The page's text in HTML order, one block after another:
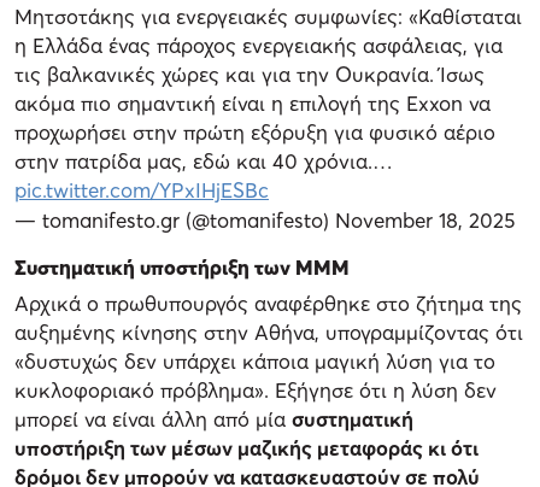
Μητσοτάκης για ενεργειακές συμφωνίες: «Καθίσταται
η Ελλάδα ένας πάροχος ενεργειακής ασφάλειας, για
τις βαλκανικές χώρες και για την Ουκρανία. Ίσως
ακόμα πιο σημαντική είναι η επιλογή της Exxon να
προχωρήσει στην πρώτη εξόρυξη για φυσικό αέριο
στην πατρίδα μας, εδώ και 40 χρόνια.…
pic.twitter.com/YPxIHjESBc
— tomanifesto.gr (@tomanifesto) November 18, 2025
Συστηματική υποστήριξη των ΜΜΜ
Αρχικά ο πρωθυπουργός αναφέρθηκε στο ζήτημα της
αυξημένης κίνησης στην Αθήνα, υπογραμμίζοντας ότι
«δυστυχώς δεν υπάρχει κάποια μαγική λύση για το
κυκλοφοριακό πρόβλημα». Εξήγησε ότι η λύση δεν
μπορεί να είναι άλλη από μία συστηματική
υποστήριξη των μέσων μαζικής μεταφοράς κι ότι
δρόμοι δεν μπορούν να κατασκευαστούν σε πολύ